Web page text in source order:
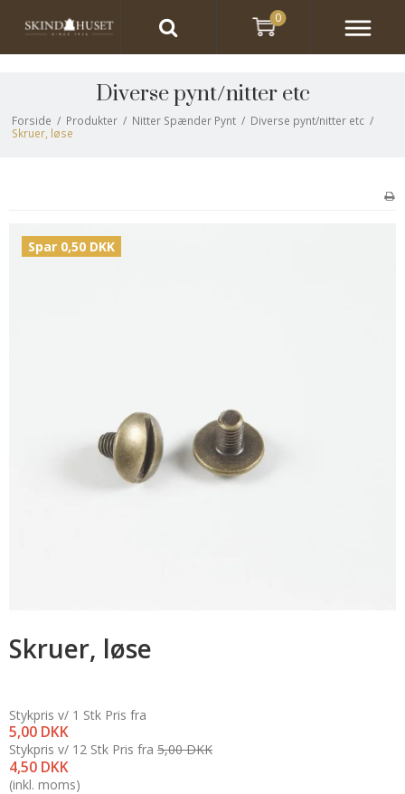
Diverse pynt/nitter etc
Forside / Produkter / Nitter Spænder Pynt / Diverse pynt/nitter etc /
Skruer, løse
Spar 0,50 DKK
Skruer, løse
Stykpris v/ 1 Stk Pris fra
5,00 DKK
Stykpris v/ 12 Stk Pris fra
4,50 DKK
5,00 DKK
(inkl. moms)
0